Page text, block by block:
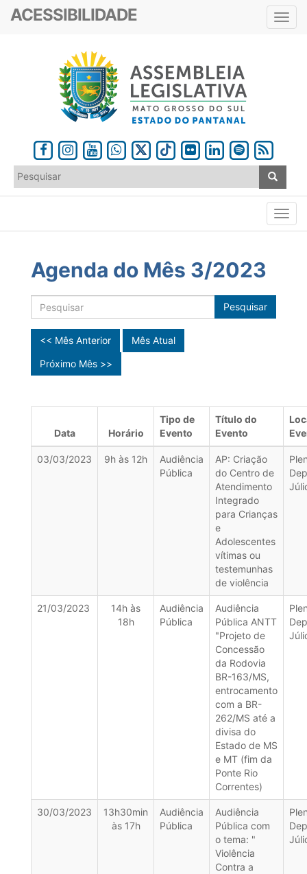
ACESSIBILIDADE
Agenda do Mês 3/2023
Pesquisar
<< Mês Anterior
Mês Atual
Próximo Mês >>
Data Horário
Tipo de
Evento
Título do
Evento
03/03/2023 9h às 12h
Audiência
Pública
AP: Criação
do Centro de
Atendimento
Integrado
para Crianças
e
Adolescentes
vítimas ou
testemunhas
de violência
21/03/2023
14h às
18h
Audiência
Pública
Audiência
Pública ANTT
"Projeto de
Concessão
da Rodovia
BR-163/MS,
entrocamento
com a BR-
262/MS até a
divisa do
Estado de MS
e MT (fim da
Ponte Rio
Correntes)
30/03/2023
13h30min
às 17h
Audiência
Pública
Audiência
Pública com
o tema: "
Violência
Contra a